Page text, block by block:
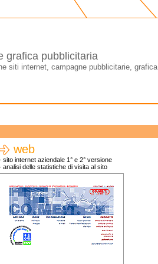
grafica pubblicitaria
siti internet, campagne pubblicitarie, grafica
web
sito internet aziendale 1° e 2° versione
analisi delle statistiche di visita al sito